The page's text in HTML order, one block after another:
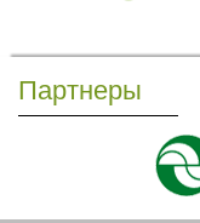
Партнеры